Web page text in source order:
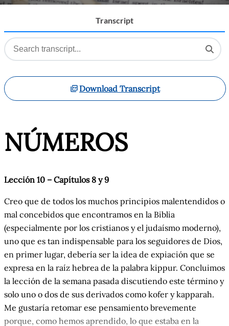
Transcript
Download Transcript
NÚMEROS
Lección 10 – Capítulos 8 y9
Creo que de todos los muchos principios malentendidos o
mal concebidos que encontramos en la Biblia
(especialmente por los cristianos y el judaísmo moderno),
uno que es tan indispensable para los seguidores de Dios,
en primer lugar, debería ser la idea de expiación que se
expresa en la raíz hebrea de la palabra kippur. Concluimos
la lección de la semana pasada discutiendo este término y
solo uno o dos de sus derivados como kofer y kapparah.
Me gustaría retomar ese pensamiento brevemente
porque, como hemos aprendido, lo que estaba en la